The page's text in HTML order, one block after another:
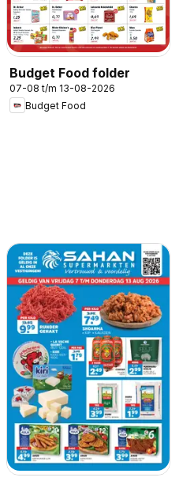
Budget Food folder
07-08 t/m 13-08-2026
Budget Food